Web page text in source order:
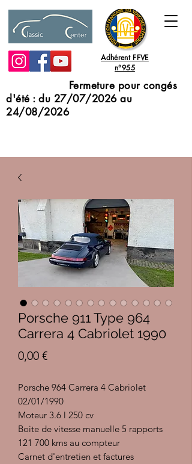
Adhérent FFVE
n°955
Fermeture pour congés
d'été : du 27/07/2026 au
24/08/2026
Porsche 911 Type 964
Carrera 4 Cabriolet 1990
0,00 €Prix
Porsche 964 Carrera 4 Cabriolet
02/01/1990
Moteur 3.6 l 250 cv
Boite de vitesse manuelle 5 rapports
121 700 kms au compteur
Carnet d'entretien et factures